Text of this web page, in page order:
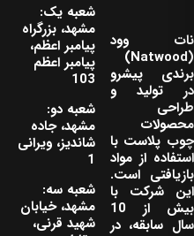
نات‌ وود
(Natwood)
برندی پیشرو
در تولید و
طراحی
محصولات
چوب پلاست با
استفاده از مواد
بازیافتی است.
این شرکت با
بیش از 10
سال سابقه، در
شعبه یک:
مشهد، بزرگراه
پیامبر اعظم،
پیامبر اعظم
103
شعبه دو:
مشهد، جاده
شاندیز، ویرانی
1
شعبه سه:
مشهد، خیابان
شهید قرنی،